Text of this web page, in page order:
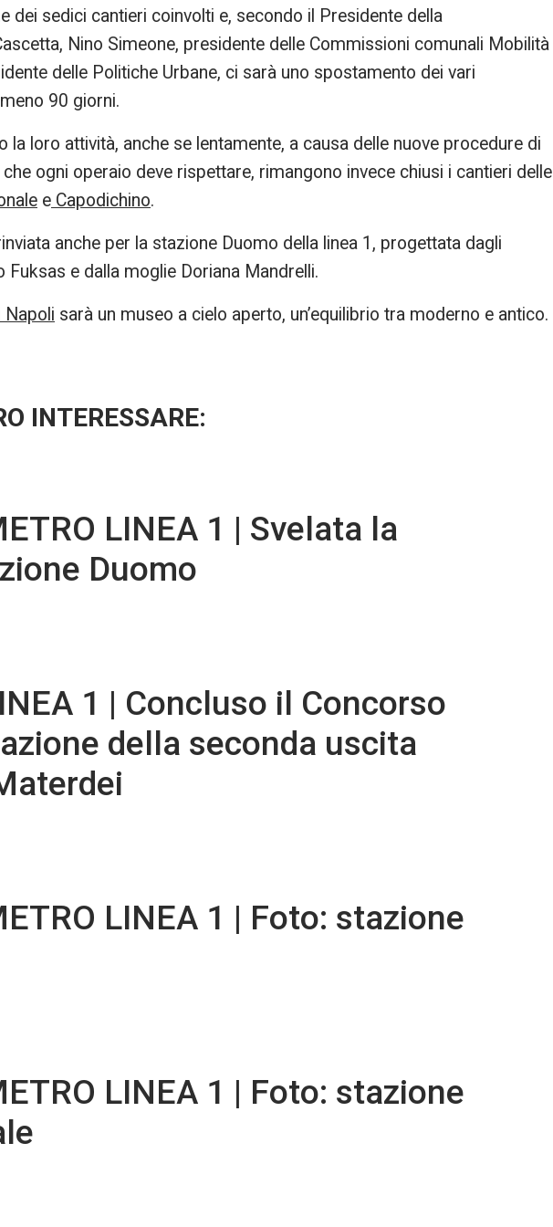
dei sedici cantieri coinvolti e, secondo il Presidente della
Nino Simeone, presidente delle Commissioni comunali Mobilità
delle Politiche Urbane, ci sarà uno spostamento dei vari
90 giorni.
la loro attività, anche se lentamente, a causa delle nuove procedure di
ogni operaio deve rispettare, rimangono invece chiusi i cantieri delle
e Capodichino.
anche per la stazione Duomo della linea 1, progettata dagli
e dalla moglie Doriana Mandrelli.
Napoli sarà un museo a cielo aperto, un’equilibrio tra moderno e antico.
INTERESSARE:
LINEA 1 | Svelata la
Duomo
1 | Concluso il Concorso
della seconda uscita
LINEA 1 | Foto: stazione
LINEA 1 | Foto: stazione